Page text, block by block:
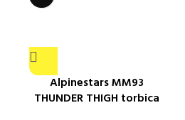
Alpinestars MM93
THUNDER THIGH torbica